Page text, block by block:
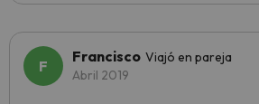
Francisco Viajó en pareja
Abril 2019